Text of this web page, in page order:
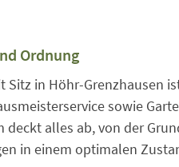
Ordnung
Sitz in Höhr-Grenzhausen
sowie
deckt alles ab, von der
in einem optimalen